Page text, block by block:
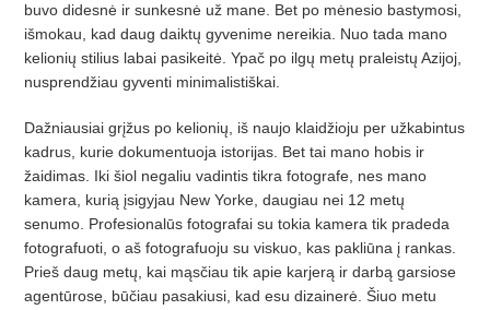
buvo didesnė ir sunkesnė už mane. Bet po mėnesio bastymosi,
išmokau, kad daug daiktų gyvenime nereikia. Nuo tada mano
kelionių stilius labai pasikeitė. Ypač po ilgų metų praleistų Azijoj,
nusprendžiau gyventi minimalistiškai.
Dažniausiai grįžus po kelionių, iš naujo klaidžioju per užkabintus
kadrus, kurie dokumentuoja istorijas. Bet tai mano hobis ir
žaidimas. Iki šiol negaliu vadintis tikra fotografe, nes mano
kamera, kurią įsigyjau New Yorke, daugiau nei 12 metų
senumo. Profesionalūs fotografai su tokia kamera tik pradeda
fotografuoti, o aš fotografuoju su viskuo, kas pakliūna į rankas.
Prieš daug metų, kai mąsčiau tik apie karjerą ir darbą garsiose
agentūrose, būčiau pasakiusi, kad esu dizainerė. Šiuo metu